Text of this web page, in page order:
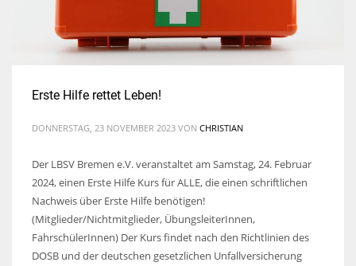
Erste Hilfe rettet Leben!
DONNERSTAG, 23 NOVEMBER 2023 VON CHRISTIAN
Der LBSV Bremen e.V. veranstaltet am Samstag, 24. Februar
2024, einen Erste Hilfe Kurs für ALLE, die einen schriftlichen
Nachweis über Erste Hilfe benötigen!
(Mitglieder/Nichtmitglieder, ÜbungsleiterInnen,
FahrschülerInnen) Der Kurs findet nach den Richtlinien des
DOSB und der deutschen gesetzlichen Unfallversicherung